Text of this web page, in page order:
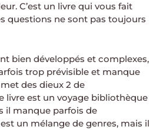
C’est un livre qui vous fait
questions ne sont pas toujours
bien développés et complexes,
trop prévisible et manque
des dieux 2 de
livre est un voyage bibliothèque
il manque parfois de
un mélange de genres, mais il